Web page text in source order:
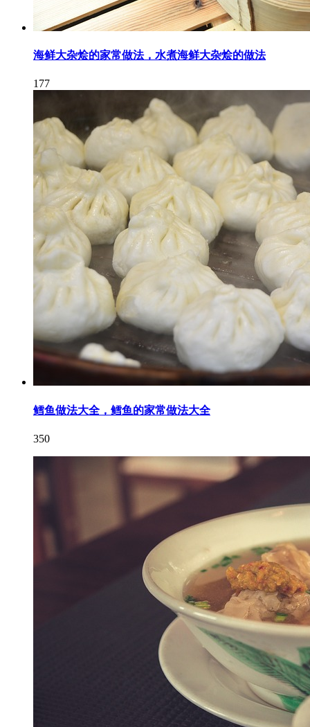
海鲜大杂烩的家常做法，水煮海鲜大杂烩的做法
177
鳕鱼做法大全，鳕鱼的家常做法大全
350